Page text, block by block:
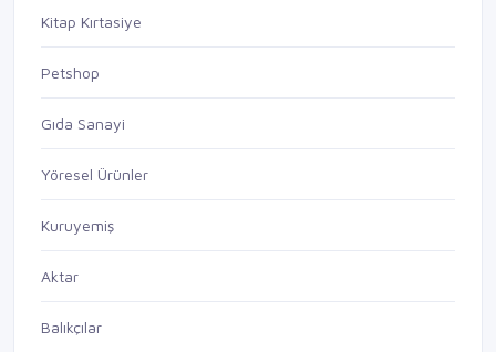
Kitap Kırtasiye
Petshop
Gıda Sanayi
Yöresel Ürünler
Kuruyemiş
Aktar
Balıkçılar